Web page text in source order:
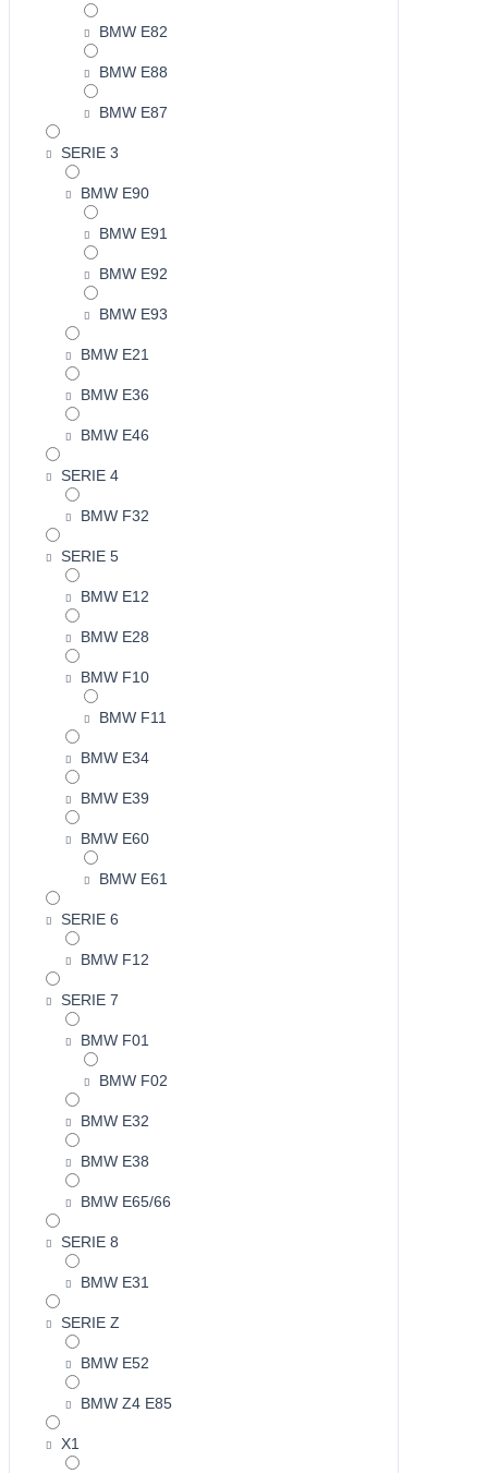
BMW E82
BMW E88
BMW E87
SERIE 3
BMW E90
BMW E91
BMW E92
BMW E93
BMW E21
BMW E36
BMW E46
SERIE 4
BMW F32
SERIE 5
BMW E12
BMW E28
BMW F10
BMW F11
BMW E34
BMW E39
BMW E60
BMW E61
SERIE 6
BMW F12
SERIE 7
BMW F01
BMW F02
BMW E32
BMW E38
BMW E65/66
SERIE 8
BMW E31
SERIE Z
BMW E52
BMW Z4 E85
X1